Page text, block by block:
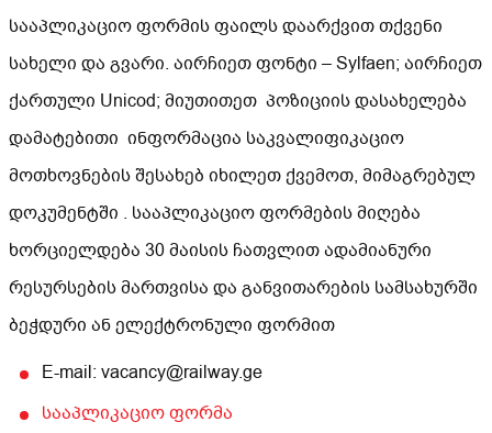
სააპლიკაციო ფორმის ფაილს დაარქვით თქვენი
სახელი და გვარი. აირჩიეთ ფონტი – Sylfaen; აირჩიეთ
ქართული Unicod; მიუთითეთ პოზიციის დასახელება
დამატებითი ინფორმაცია საკვალიფიკაციო
მოთხოვნების შესახებ იხილეთ ქვემოთ, მიმაგრებულ
დოკუმენტში . სააპლიკაციო ფორმების მიღება
ხორციელდება 30 მაისის ჩათვლით ადამიანური
რესურსების მართვისა და განვითარების სამსახურში
ბეჭდური ან ელექტრონული ფორმით
E-mail: vacancy@railway.ge
სააპლიკაციო ფორმა